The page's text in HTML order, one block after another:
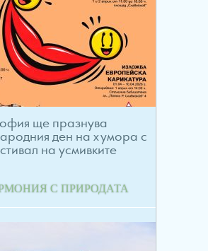
ще празнува
ден на хумора с
на усмивките
С ПРИРОДАТА